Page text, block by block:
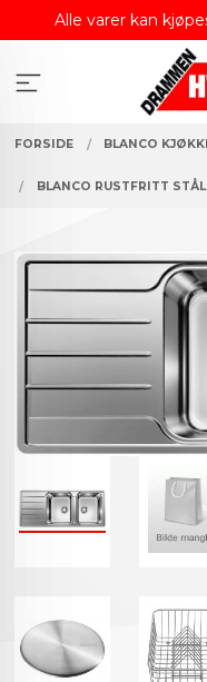
Alle varer kan
FORSIDE BLANCO
BLANCO RUSTFRITT